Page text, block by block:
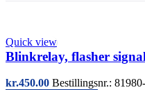
Quick view
Blinkrelay, flasher
kr.450.00 Bestillingsnr.: